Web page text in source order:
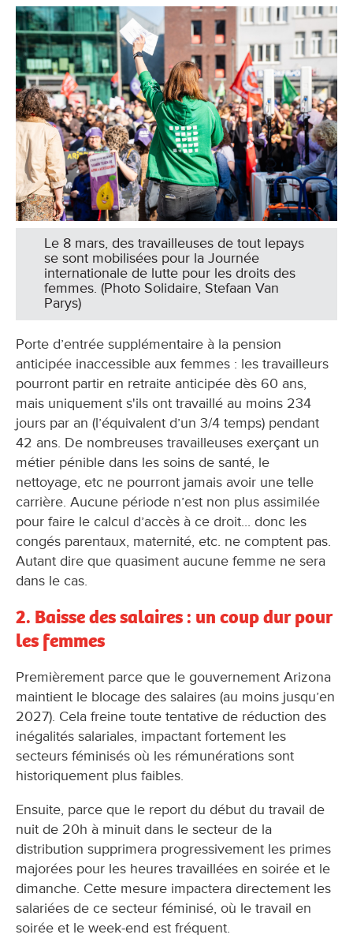
Le 8 mars, des travailleuses de tout lepays
se sont mobilisées pour la Journée
internationale de lutte pour les droits des
femmes. (Photo Solidaire, Stefaan Van
Parys)
Porte d’entrée supplémentaire à la pension
anticipée inaccessible aux femmes : les travailleurs
pourront partir en retraite anticipée dès 60 ans,
mais uniquement s'ils ont travaillé au moins 234
jours par an (l’équivalent d’un 3/4 temps) pendant
42 ans. De nombreuses travailleuses exerçant un
métier pénible dans les soins de santé, le
nettoyage, etc ne pourront jamais avoir une telle
carrière. Aucune période n’est non plus assimilée
pour faire le calcul d’accès à ce droit... donc les
congés parentaux, maternité, etc. ne comptent pas.
Autant dire que quasiment aucune femme ne sera
dans le cas.
2. Baisse des salaires : un coup dur pour
les femmes
Premièrement parce que le gouvernement Arizona
maintient le blocage des salaires (au moins jusqu’en
2027). Cela freine toute tentative de réduction des
inégalités salariales, impactant fortement les
secteurs féminisés où les rémunérations sont
historiquement plus faibles.
Ensuite, parce que le report du début du travail de
nuit de 20h à minuit dans le secteur de la
distribution supprimera progressivement les primes
majorées pour les heures travaillées en soirée et le
dimanche. Cette mesure impactera directement les
salariées de ce secteur féminisé, où le travail en
soirée et le week-end est fréquent.